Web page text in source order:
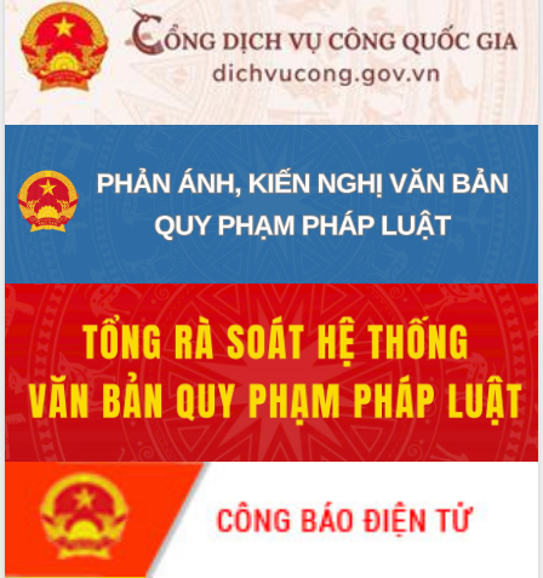
vụ 6 tháng cuối năm 2026
Kỳ họp thứ Hai, Hội đồng nhân dân
tỉnh khóa XI quyết nghị nhiều nội dung
quan trọng
cách mạng
Rà soát, hoàn thiện hệ thống thiết chế
văn hóa, thể thao đáp ứng yêu cầu
mặt Đoàn chuyên gia y tế TP. Hồ Chí
Minh
Lễ truy điệu và an táng hài cốt liệt sĩ
tại Nghĩa trang Liệt sĩ xã Sơn Hòa
Bàn giải pháp tháo gỡ khó khăn trong
xuất khẩu sầu riêng và triển khai quy
định EUDR
Thứ trưởng Bộ Nông nghiệp và Môi
trường Nguyễn Hoàng Hiệp khảo sát
vùng trồng và doanh nghiệp đóng gói
sầu riêng tại Đắk Lắk
THỐNG KÊ TRUY CẬP
Hôm nay: 4531